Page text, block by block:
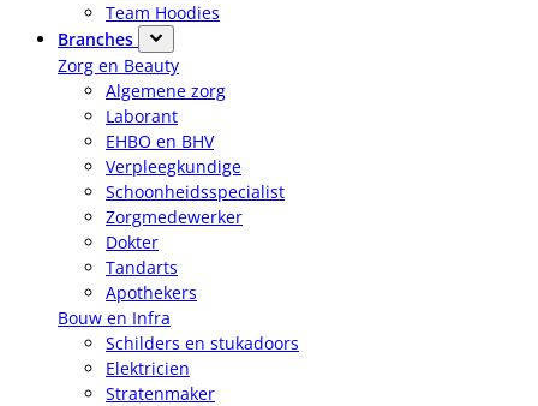
Team Hoodies
Branches
Zorg en Beauty
Algemene zorg
Laborant
EHBO en BHV
Verpleegkundige
Schoonheidsspecialist
Zorgmedewerker
Dokter
Tandarts
Apothekers
Bouw en Infra
Schilders en stukadoors
Elektricien
Stratenmaker